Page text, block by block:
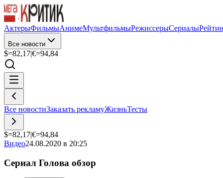
АктерыФильмыАнимеМультфильмыРежиссерыСериалы
Все новости
$=82,17|€=94,84
Все новостиЗаказать рекламуЖизньТесты
$=82,17|€=94,84
Видео24.08.2020 в 20:25
Сериал Голова обзор